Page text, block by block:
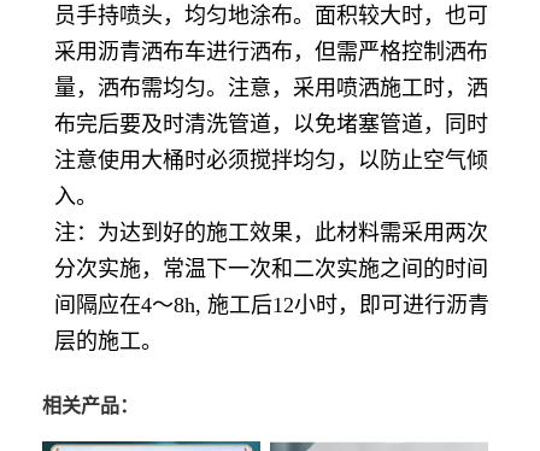
员手持喷头，均匀地涂布。面积较大时，也可
采用沥青洒布车进行洒布，但需严格控制洒布
量，洒布需均匀。注意，采用喷洒施工时，洒
布完后要及时清洗管道，以免堵塞管道，同时
注意使用大桶时必须搅拌均匀，以防止空气倾
入。
注：为达到好的施工效果，此材料需采用两次
分次实施，常温下一次和二次实施之间的时间
间隔应在4～8h, 施工后12小时，即可进行沥青
层的施工。
相关产品：